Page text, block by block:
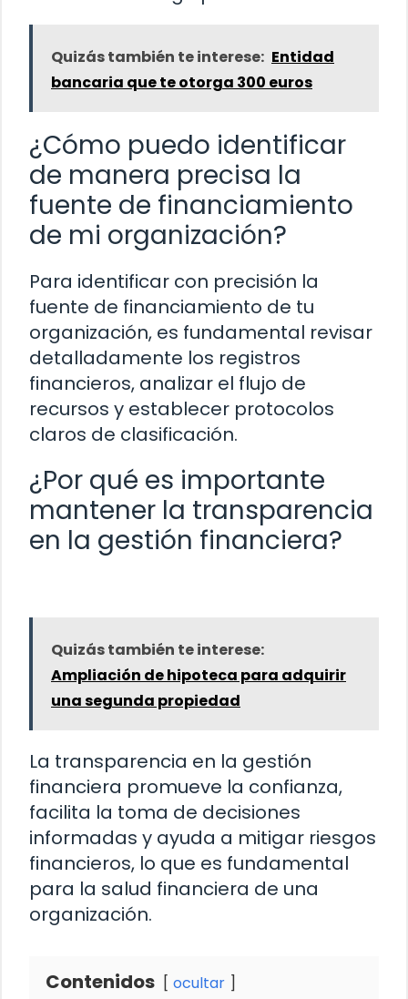
Quizás también te interese: Entidad
bancaria que te otorga 300 euros
¿Cómo puedo identificar
de manera precisa la
fuente de financiamiento
de mi organización?
Para identificar con precisión la
fuente de financiamiento de tu
organización, es fundamental revisar
detalladamente los registros
financieros, analizar el flujo de
recursos y establecer protocolos
claros de clasificación.
¿Por qué es importante
mantener la transparencia
en la gestión financiera?
Quizás también te interese:
Ampliación de hipoteca para adquirir
una segunda propiedad
La transparencia en la gestión
financiera promueve la confianza,
facilita la toma de decisiones
informadas y ayuda a mitigar riesgos
financieros, lo que es fundamental
para la salud financiera de una
organización.
Contenidos ocultar